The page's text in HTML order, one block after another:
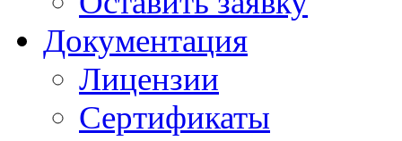
Документация
Лицензии
Сертификаты